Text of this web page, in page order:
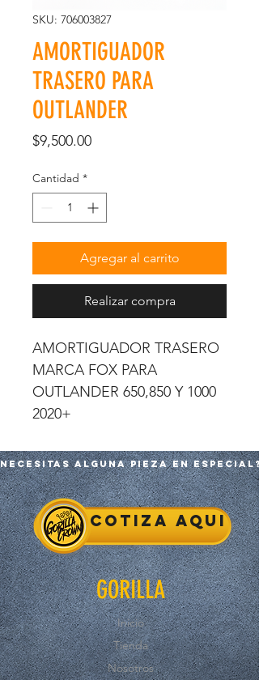
SKU: 706003827
AMORTIGUADOR
TRASERO PARA
OUTLANDER
$9,500.00Precio
Cantidad *
Agregar al carrito
Realizar compra
AMORTIGUADOR TRASERO
MARCA FOX PARA
OUTLANDER 650,850 Y 1000
2020+
Necesitas alguna pieza en especial?
Cotiza aqui
GORILLA
Inicio
Tienda
Nosotros